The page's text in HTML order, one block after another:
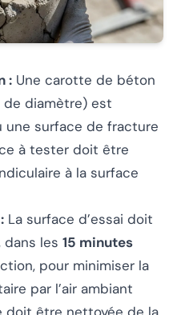
: Une carotte de béton
diamètre) est
surface de fracture
à tester doit être
à la surface
La surface d’essai doit
les 15 minutes
pour minimiser la
par l’air ambiant